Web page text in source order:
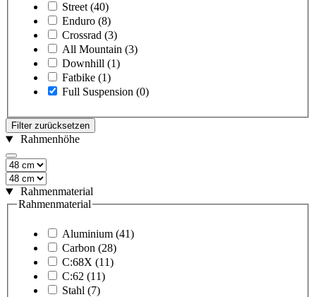
Street (40)
Enduro (8)
Crossrad (3)
All Mountain (3)
Downhill (1)
Fatbike (1)
Full Suspension (0)
Filter zurücksetzen
Rahmenhöhe
Rahmenmaterial
Rahmenmaterial
Aluminium (41)
Carbon (28)
C:68X (11)
C:62 (11)
Stahl (7)